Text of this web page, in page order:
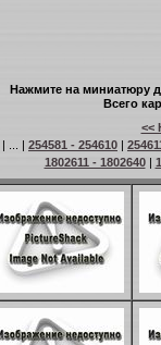
Нажмите на миниатюру
Всего
<<
| ... | 254581 - 254610 |
1802611 - 1802640|